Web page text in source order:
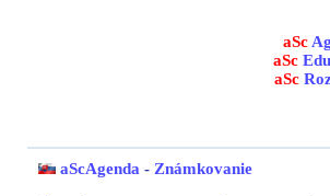
aSc
aSc
aSc
aScAgenda - Známkovanie